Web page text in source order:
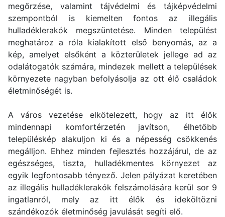
megőrzése, valamint tájvédelmi és tájképvédelmi
szempontból is kiemelten fontos az illegális
hulladéklerakók megszüntetése. Minden települést
meghatároz a róla kialakított első benyomás, az a
kép, amelyet elsőként a közterületek jellege ad az
odalátogatók számára, mindezek mellett a települések
környezete nagyban befolyásolja az ott élő családok
életminőségét is.
A város vezetése elkötelezett, hogy az itt élők
mindennapi komfortérzetén javítson, élhetőbb
településkép alakuljon ki és a népesség csökkenés
megálljon. Ehhez minden fejlesztés hozzájárul, de az
egészséges, tiszta, hulladékmentes környezet az
egyik legfontosabb tényező. Jelen pályázat keretében
az illegális hulladéklerakók felszámolására kerül sor 9
ingatlanról, mely az itt élők és ideköltözni
szándékozók életminőség javulását segíti elő.